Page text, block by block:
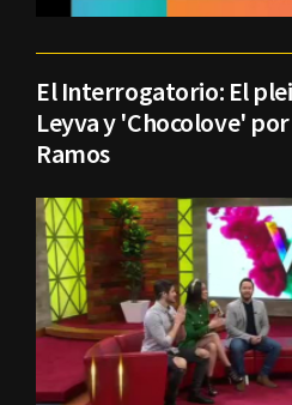
El Interrogatorio: El
Leyva y 'Chocolove'
Ramos